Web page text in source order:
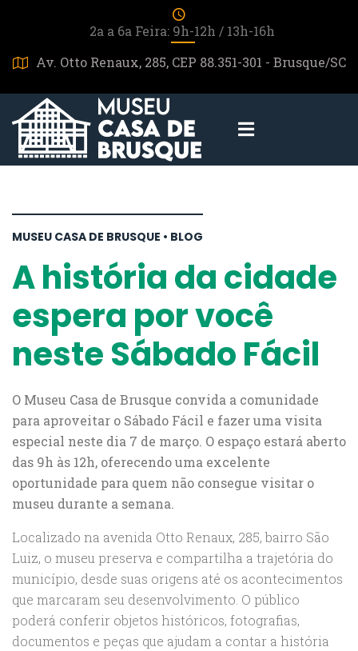
2a a 6a Feira: 9h-12h / 13h-16h
Av. Otto Renaux, 285, CEP 88.351-301 - Brusque/SC
MUSEU CASA DE BRUSQUE • BLOG
A história da cidade
espera por você
neste Sábado Fácil
O Museu Casa de Brusque convida a comunidade
para aproveitar o Sábado Fácil e fazer uma visita
especial neste dia 7 de março. O espaço estará aberto
das 9h às 12h, oferecendo uma excelente
oportunidade para quem não consegue visitar o
museu durante a semana.
Localizado na avenida Otto Renaux, 285, bairro São
Luiz, o museu preserva e compartilha a trajetória do
município, desde suas origens até os acontecimentos
que marcaram seu desenvolvimento. O público
poderá conferir objetos históricos, fotografias,
documentos e peças que ajudam a contar a história